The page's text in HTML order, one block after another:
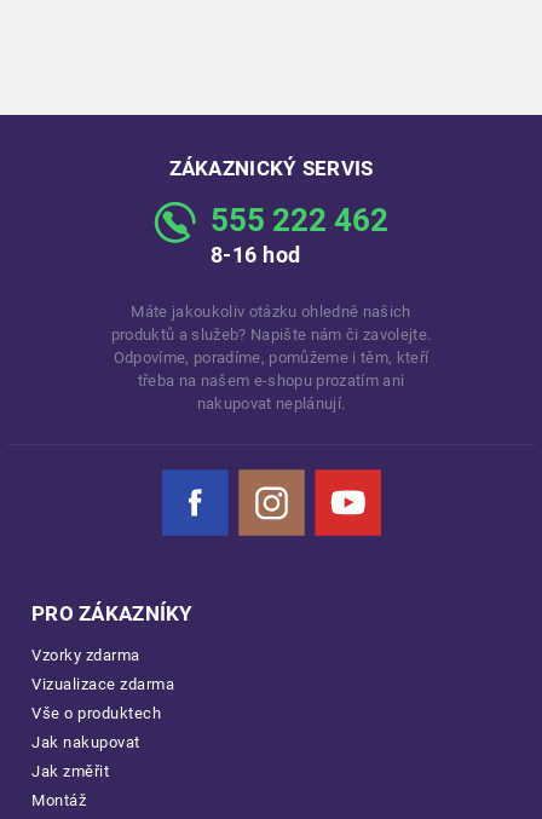
ZÁKAZNICKÝ SERVIS
555 222 462
8-16 hod
Máte jakoukoliv otázku ohledně našich
produktů a služeb? Napište nám či zavolejte.
Odpovíme, poradíme, pomůžeme i těm, kteří
třeba na našem e-shopu prozatím ani
nakupovat neplánují.
Facebook Instagram YouTube
PRO ZÁKAZNÍKY
Vzorky zdarma
Vizualizace zdarma
Vše o produktech
Jak nakupovat
Jak změřit
Montáž